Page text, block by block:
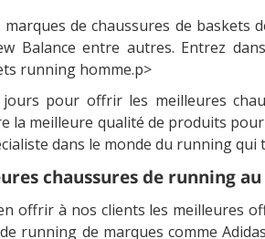
de chaussures de
Balance entre autres. Entrez
running homme.p>
pour offrir les meilleures
la meilleure qualité de produits
dans le monde du running
chaussures de running
offrir à nos clients les meilleures
running de marques comme